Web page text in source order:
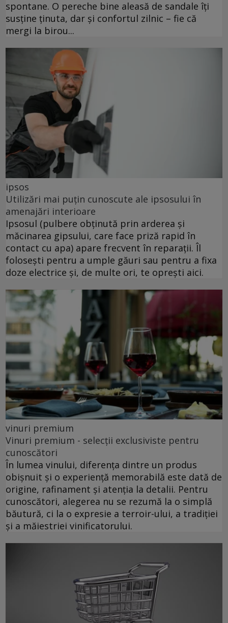
spontane. O pereche bine aleasă de sandale îți
susține ținuta, dar și confortul zilnic – fie că
mergi la birou...
ipsos
Utilizări mai puțin cunoscute ale ipsosului în
amenajări interioare
Ipsosul (pulbere obținută prin arderea și
măcinarea gipsului, care face priză rapid în
contact cu apa) apare frecvent în reparații. Îl
folosești pentru a umple găuri sau pentru a fixa
doze electrice și, de multe ori, te oprești aici.
vinuri premium
Vinuri premium - selecții exclusiviste pentru
cunoscători
În lumea vinului, diferența dintre un produs
obișnuit și o experiență memorabilă este dată de
origine, rafinament și atenția la detalii. Pentru
cunoscători, alegerea nu se rezumă la o simplă
băutură, ci la o expresie a terroir-ului, a tradiției
și a măiestriei vinificatorului.